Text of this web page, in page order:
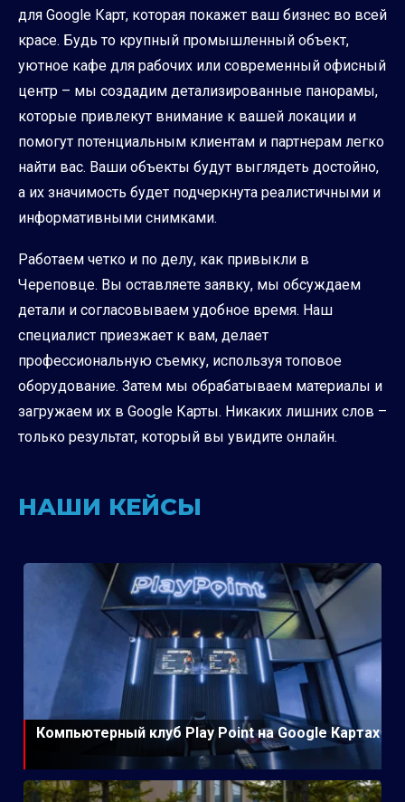
для Google Карт, которая покажет ваш бизнес во всей
красе. Будь то крупный промышленный объект,
уютное кафе для рабочих или современный офисный
центр – мы создадим детализированные панорамы,
которые привлекут внимание к вашей локации и
помогут потенциальным клиентам и партнерам легко
найти вас. Ваши объекты будут выглядеть достойно,
а их значимость будет подчеркнута реалистичными и
информативными снимками.
Работаем четко и по делу, как привыкли в
Череповце. Вы оставляете заявку, мы обсуждаем
детали и согласовываем удобное время. Наш
специалист приезжает к вам, делает
профессиональную съемку, используя топовое
оборудование. Затем мы обрабатываем материалы и
загружаем их в Google Карты. Никаких лишних слов –
только результат, который вы увидите онлайн.
НАШИ КЕЙСЫ
Компьютерный клуб Play Point на Google Картах